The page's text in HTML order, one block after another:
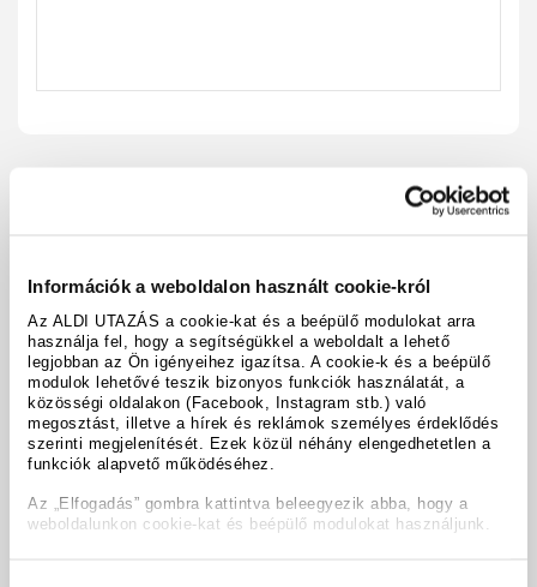
Információk a weboldalon használt cookie-król
Az ALDI UTAZÁS a cookie-kat és a beépülő modulokat arra
használja fel, hogy a segítségükkel a weboldalt a lehető
legjobban az Ön igényeihez igazítsa. A cookie-k és a beépülő
modulok lehetővé teszik bizonyos funkciók használatát, a
közösségi oldalakon (Facebook, Instagram stb.) való
megosztást, illetve a hírek és reklámok személyes érdeklődés
szerinti megjelenítését. Ezek közül néhány elengedhetetlen a
funkciók alapvető működéséhez.
Az „Elfogadás” gombra kattintva beleegyezik abba, hogy a
weboldalunkon cookie-kat és beépülő modulokat használjunk.
megosztás
Felszereltség és tények
A hotel részletei
Időpontok & árak